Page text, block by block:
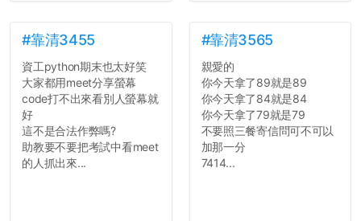
的空氣。...
#靠清3455
資工python期末也太好笑
大家都用meet分享螢幕
code打不出來看別人螢幕就
好
這不是合法作弊嗎?
助教要不要把考試中看meet
的人抓出來...
#靠清3565
親愛的
你今天拿了89就是89
你今天拿了84就是84
你今天拿了79就是79
不要照三餐寄信問可不可以
加那一分
7414...